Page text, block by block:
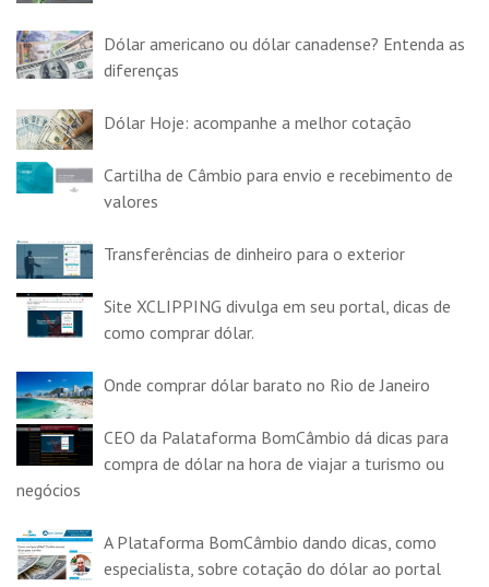
Dólar americano ou dólar canadense? Entenda as
diferenças
Dólar Hoje: acompanhe a melhor cotação
Cartilha de Câmbio para envio e recebimento de
valores
Transferências de dinheiro para o exterior
Site XCLIPPING divulga em seu portal, dicas de
como comprar dólar.
Onde comprar dólar barato no Rio de Janeiro
CEO da Palataforma BomCâmbio dá dicas para
compra de dólar na hora de viajar a turismo ou
negócios
A Plataforma BomCâmbio dando dicas, como
especialista, sobre cotação do dólar ao portal